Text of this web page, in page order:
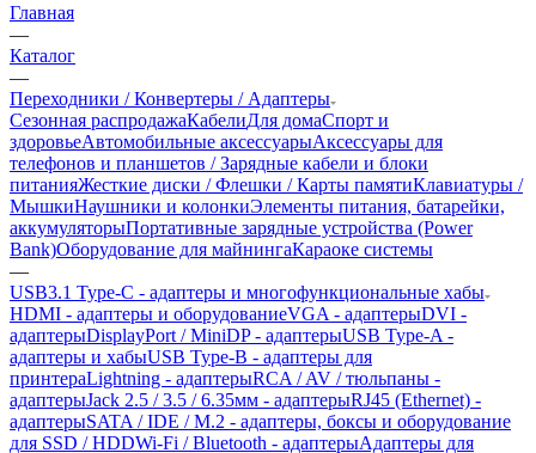
Главная
—
Каталог
—
Переходники / Конвертеры / Адаптеры
Сезонная распродажаКабелиДля домаСпорт и
здоровьеАвтомобильные аксессуарыАксессуары для
телефонов и планшетов / Зарядные кабели и блоки
питанияЖесткие диски / Флешки / Карты памятиКлавиатуры /
МышкиНаушники и колонкиЭлементы питания, батарейки,
аккумуляторыПортативные зарядные устройства (Power
Bank)Оборудование для майнингаКараоке системы
—
USB3.1 Type-C - адаптеры и многофункциональные хабы
HDMI - адаптеры и оборудованиеVGA - адаптерыDVI -
адаптерыDisplayPort / MiniDP - адаптерыUSB Type-A -
адаптеры и хабыUSB Type-B - адаптеры для
принтераLightning - адаптерыRCA / AV / тюльпаны -
адаптерыJack 2.5 / 3.5 / 6.35мм - адаптерыRJ45 (Ethernet) -
адаптерыSATA / IDE / M.2 - адаптеры, боксы и оборудование
для SSD / HDDWi-Fi / Bluetooth - адаптерыАдаптеры для